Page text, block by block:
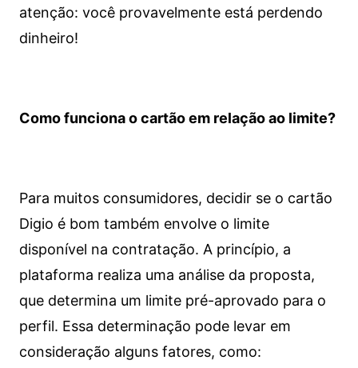
atenção: você provavelmente está perdendo
dinheiro!
Como funciona o cartão em relação ao limite?
Para muitos consumidores, decidir se o cartão
Digio é bom também envolve o limite
disponível na contratação. A princípio, a
plataforma realiza uma análise da proposta,
que determina um limite pré-aprovado para o
perfil. Essa determinação pode levar em
consideração alguns fatores, como: